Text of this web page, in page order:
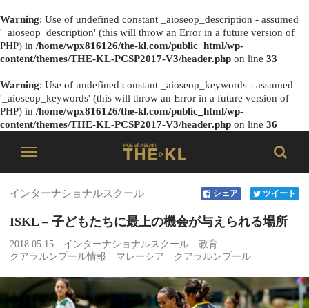
Warning: Use of undefined constant _aioseop_description - assumed
'_aioseop_description' (this will throw an Error in a future version of
PHP) in /home/wpx816126/the-kl.com/public_html/wp-
content/themes/THE-KL-PCSP2017-V3/header.php on line 33
Warning: Use of undefined constant _aioseop_keywords - assumed
'_aioseop_keywords' (this will throw an Error in a future version of
PHP) in /home/wpx816126/the-kl.com/public_html/wp-
content/themes/THE-KL-PCSP2017-V3/header.php on line 36
インターナショナルスクール シェア ツイート
ISKL – 子どもたちに最上の機会が与えられる場所
2018.05.15 インターナショナルスクール
教育
クアラルンプール情報
マレーシア クアラルンプール